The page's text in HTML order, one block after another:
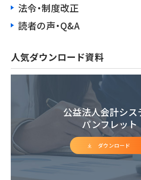
法令・制度改正
読者の声・Q&A
人気ダウンロード資料
公益法人会計シス
パンフレット
ダウンロード